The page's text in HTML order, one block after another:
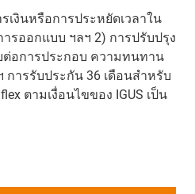
เงินหรือการประหยัดเวลาใน
รออกแบบ ฯลฯ 2) การปรับปรุง
ต่อการประกอบ ความทนทาน
การรับประกัน 36 เดือนสำหรับ
ตามเงื่อนไขของ IGUS เป็น